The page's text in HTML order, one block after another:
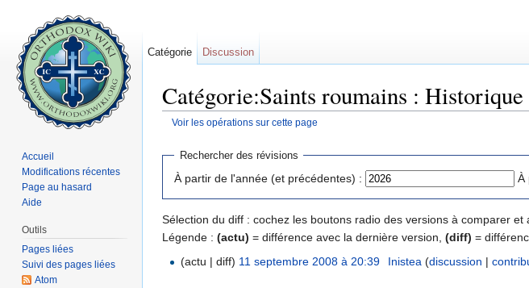
Catégorie:Saints roumains : Historique
Voir les opérations sur cette page
Rechercher des révisions
À partir de l'année (et précédentes) : À
Sélection du diff : cochez les boutons radio des versions à comparer
Légende : (actu) = différence avec la dernière version, (diff) =
(actu | diff) 11 septembre 2008 à 20:39 Inistea (discussion |
Catégorie Discussion
Accueil
Modifications récentes
Page au hasard
Aide
Outils
Pages liées
Suivi des pages liées
Atom